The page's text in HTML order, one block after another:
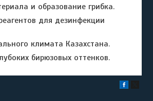
и образование грибка.
для дезинфекции
климата Казахстана.
бирюзовых оттенков.